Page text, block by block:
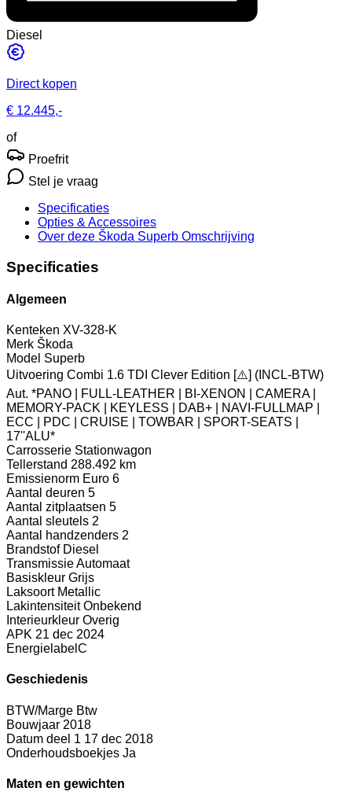
Diesel
Direct kopen
€ 12.445,-
of
Proefrit
Stel je vraag
Specificaties
Opties & Accessoires
Over deze Škoda Superb Omschrijving
Specificaties
Algemeen
Kenteken XV-328-K
Merk Škoda
Model Superb
Uitvoering Combi 1.6 TDI Clever Edition [⚠️] (INCL-BTW)
Aut. *PANO | FULL-LEATHER | BI-XENON | CAMERA |
MEMORY-PACK | KEYLESS | DAB+ | NAVI-FULLMAP |
ECC | PDC | CRUISE | TOWBAR | SPORT-SEATS |
17''ALU*
Carrosserie Stationwagon
Tellerstand 288.492 km
Emissienorm Euro 6
Aantal deuren 5
Aantal zitplaatsen 5
Aantal sleutels 2
Aantal handzenders 2
Brandstof Diesel
TransmissieAutomaat
Basiskleur Grijs
Laksoort Metallic
Lakintensiteit Onbekend
Interieurkleur Overig
APK 21 dec 2024
Energielabel C
Geschiedenis
BTW/Marge Btw
Bouwjaar 2018
Datum deel 1 17 dec 2018
Onderhoudsboekjes Ja
Maten en gewichten